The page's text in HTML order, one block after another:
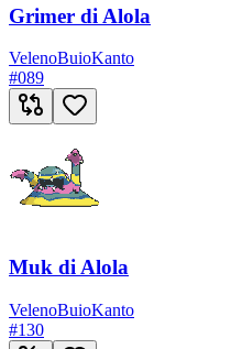
Grimer di Alola
VelenoBuioKanto
#089
Muk di Alola
VelenoBuioKanto
#130